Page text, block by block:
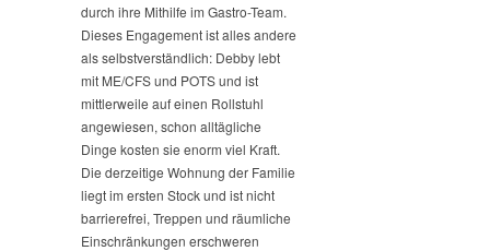
durch ihre Mithilfe im Gastro-Team.
Dieses Engagement ist alles andere
als selbstverständlich: Debby lebt
mit ME/CFS und POTS und ist
mittlerweile auf einen Rollstuhl
angewiesen, schon alltägliche
Dinge kosten sie enorm viel Kraft.
Die derzeitige Wohnung der Familie
liegt im ersten Stock und ist nicht
barrierefrei, Treppen und räumliche
Einschränkungen erschweren